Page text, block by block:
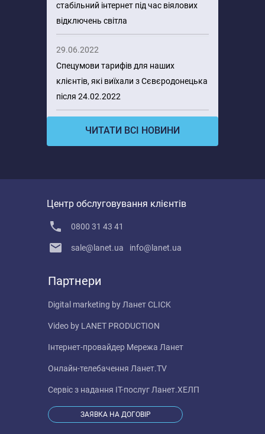
стабільний інтернет під час віялових
відключень світла
29.06.2022
Спецумови тарифів для наших
клієнтів, які виїхали з Сєвєродонецька
після 24.02.2022
ЧИТАТИ ВСІ НОВИНИ
Центр обслуговування клієнтів
0800 31 43 41
sale@lanet.ua info@lanet.ua
Партнери
Digital marketing by Ланет CLICK
Video by LANET PRODUCTION
Інтернет-провайдер Мережа Ланет
Онлайн-телебачення Ланет.TV
Сервіс з надання IT-послуг Ланет.ХЕЛП
ЗАЯВКА НА ДОГОВІР